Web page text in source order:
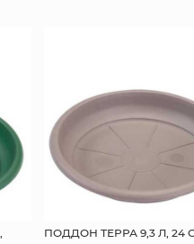
ПОДДОН ТЕРРА 9,3 Л, 24